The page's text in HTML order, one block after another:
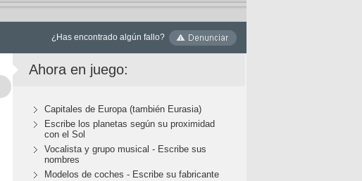
¿Has encontrado algún fallo?
Ahora en juego:
Capitales de Europa (también Eurasia)
Escribe los planetas según su proximidad
con el Sol
Vocalista y grupo musical - Escribe sus
nombres
Modelos de coches - Escribe su fabricante